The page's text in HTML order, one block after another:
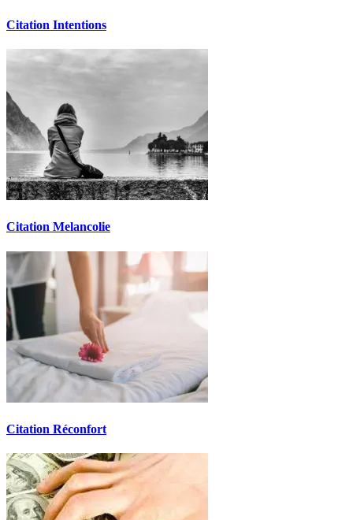
Citation Intentions
Citation Melancolie
Citation Réconfort